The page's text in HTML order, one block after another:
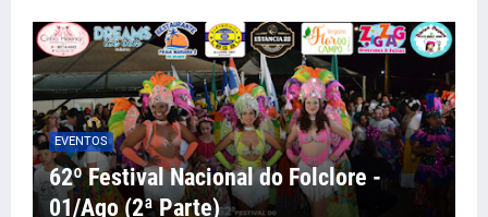
EVENTOS
62º Festival Nacional do Folclore -
01/Ago (2ª Parte)